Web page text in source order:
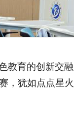
教育的创新交
，犹如点点星